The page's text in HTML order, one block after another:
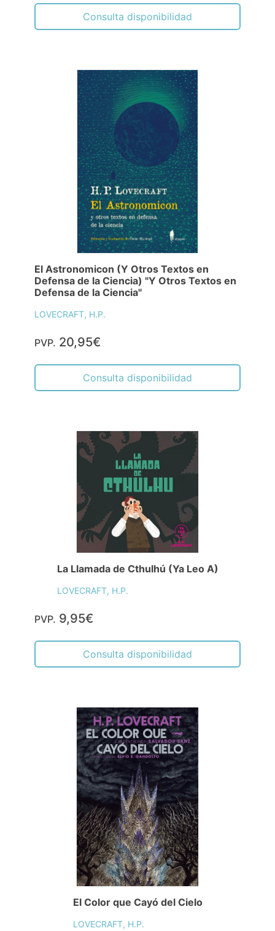
Consulta disponibilidad
El Astronomicon (Y Otros Textos en
Defensa de la Ciencia) "Y Otros Textos en
Defensa de la Ciencia"
LOVECRAFT, H.P.
PVP. 20,95€
Consulta disponibilidad
La Llamada de Cthulhú (Ya Leo A)
LOVECRAFT, H.P.
PVP. 9,95€
Consulta disponibilidad
El Color que Cayó del Cielo
LOVECRAFT, H.P.